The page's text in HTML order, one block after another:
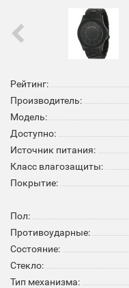
Рейтинг:
Производитель:
Модель:
Доступно:
Источник питания:
Класс влагозащиты:
Покрытие:
Пол:
Противоударные:
Состояние:
Стекло:
Тип механизма: